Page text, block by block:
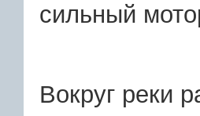
сильный
Вокруг реки